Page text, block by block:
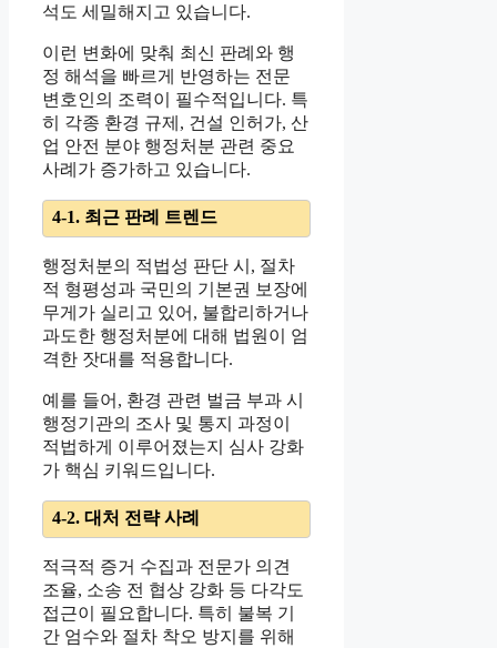
석도 세밀해지고 있습니다.
이런 변화에 맞춰 최신 판례와 행
정 해석을 빠르게 반영하는 전문
변호인의 조력이 필수적입니다. 특
히 각종 환경 규제, 건설 인허가, 산
업 안전 분야 행정처분 관련 중요
사례가 증가하고 있습니다.
4-1. 최근 판례 트렌드
행정처분의 적법성 판단 시, 절차
적 형평성과 국민의 기본권 보장에
무게가 실리고 있어, 불합리하거나
과도한 행정처분에 대해 법원이 엄
격한 잣대를 적용합니다.
예를 들어, 환경 관련 벌금 부과 시
행정기관의 조사 및 통지 과정이
적법하게 이루어졌는지 심사 강화
가 핵심 키워드입니다.
4-2. 대처 전략 사례
적극적 증거 수집과 전문가 의견
조율, 소송 전 협상 강화 등 다각도
접근이 필요합니다. 특히 불복 기
간 엄수와 절차 착오 방지를 위해